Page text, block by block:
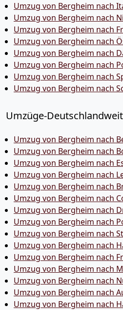
Umzug von Bergheim nach
Umzug von Bergheim nach
Umzug von Bergheim nach
Umzug von Bergheim nach
Umzug von Bergheim nach
Umzug von Bergheim nach
Umzug von Bergheim nach
Umzug von Bergheim nach
Umzüge-Deutschlandweit
Umzug von Bergheim nach
Umzug von Bergheim nach
Umzug von Bergheim nach
Umzug von Bergheim nach
Umzug von Bergheim nach
Umzug von Bergheim nach
Umzug von Bergheim nach
Umzug von Bergheim nach
Umzug von Bergheim nach
Umzug von Bergheim nach
Umzug von Bergheim nach
Umzug von Bergheim nach
Umzug von Bergheim nach
Umzug von Bergheim nach
Umzug von Bergheim nach